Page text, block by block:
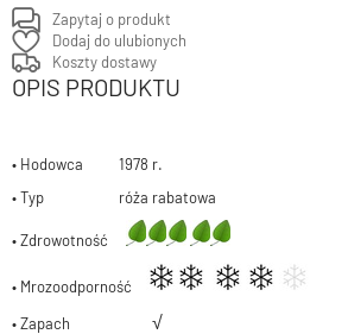
Zapytaj o produkt
Dodaj do ulubionych
Koszty dostawy
OPIS PRODUKTU
• Hodowca 1978 r.
• Typ róża rabatowa
• Zdrowotność
• Mrozoodporność
• Zapach √